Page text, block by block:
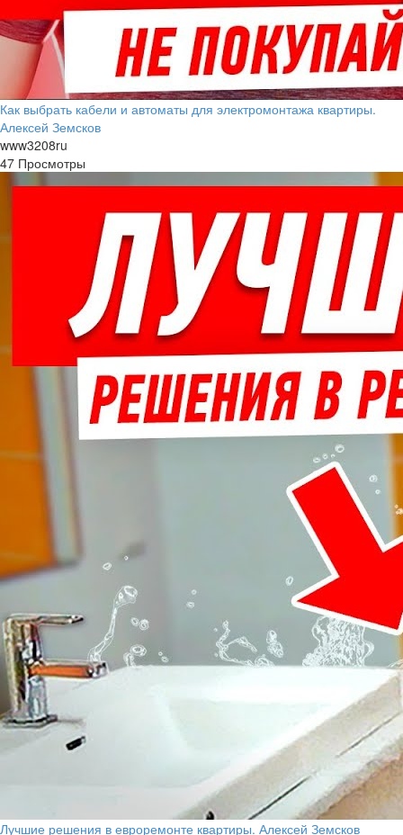
Как выбрать кабели и автоматы для электромонтажа квартиры.
Алексей Земсков
www3208ru
47 Просмотры
Лучшие решения в евроремонте квартиры. Алексей Земсков